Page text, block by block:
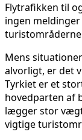
Flytrafikken til
ingen
Mens
alvorligt, er det
Tyrkiet er et
hovedparten af
lægger stor
vigtige